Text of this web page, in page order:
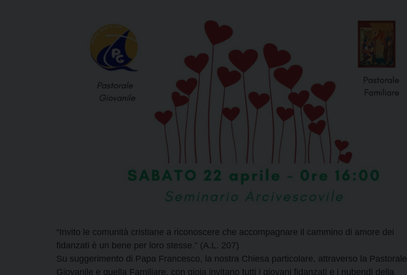
“Invito le comunità cristiane a riconoscere che accompagnare il cammino di amore dei
fidanzati è un bene per loro stesse.” (A.L. 207)
Su suggerimento di Papa Francesco, la nostra Chiesa particolare, attraverso la Pastorale
Giovanile e quella Familiare, con gioia invitano tutti i giovani fidanzati e i nubendi della